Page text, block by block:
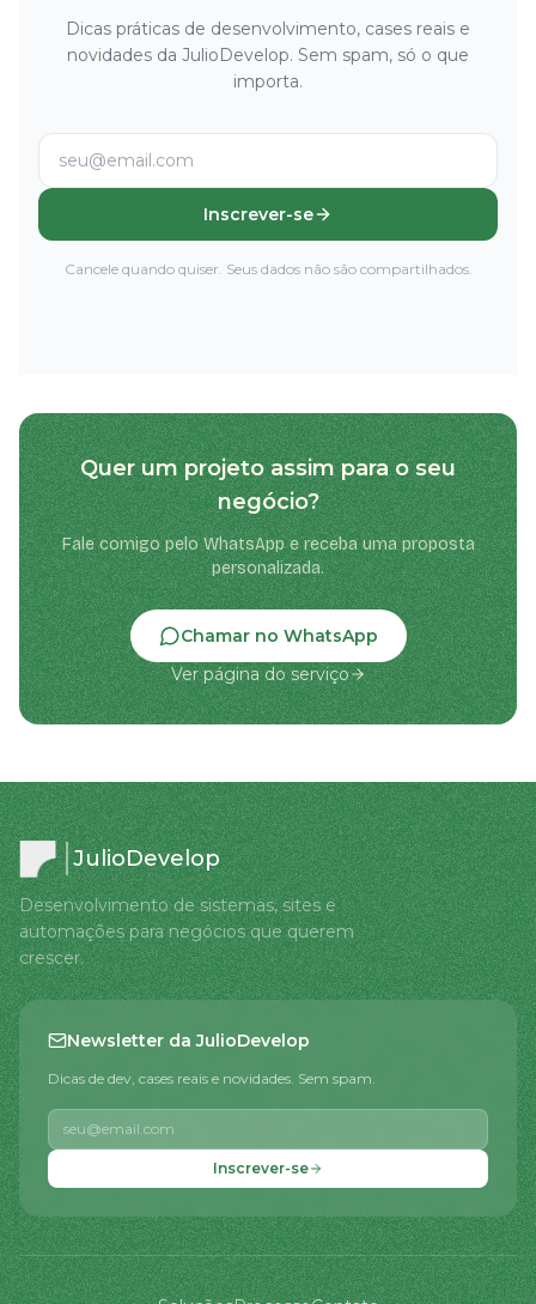
Dicas práticas de desenvolvimento, cases reais e
novidades da JulioDevelop. Sem spam, só o que
importa.
Inscrever-se
Cancele quando quiser. Seus dados não são compartilhados.
Quer um projeto assim para o seu
negócio?
Fale comigo pelo WhatsApp e receba uma proposta
personalizada.
Chamar no WhatsApp
Ver página do serviço
JulioDevelop
Desenvolvimento de sistemas, sites e
automações para negócios que querem
crescer.
Newsletter da JulioDevelop
Dicas de dev, cases reais e novidades. Sem spam.
Inscrever-se